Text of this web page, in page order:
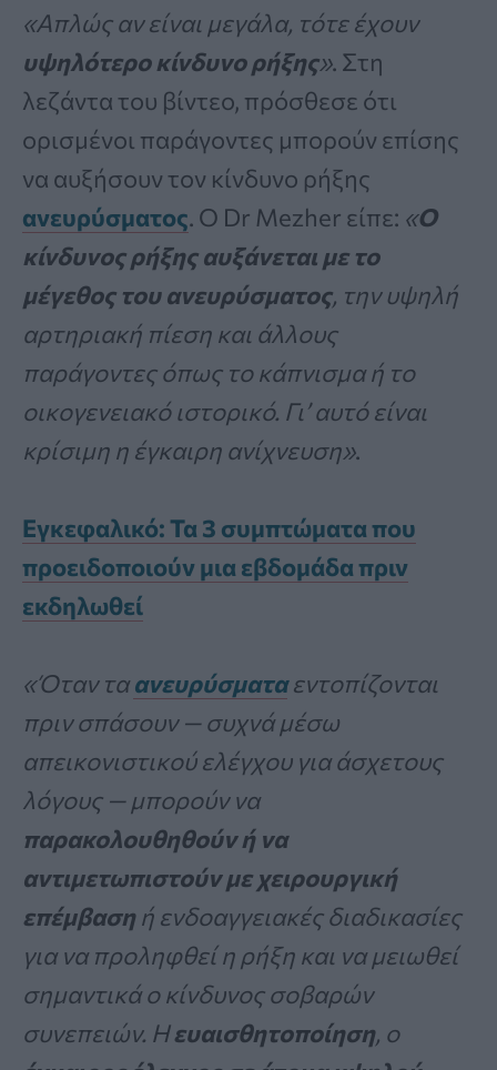
«Απλώς αν είναι μεγάλα, τότε έχουν
υψηλότερο κίνδυνο ρήξης». Στη
λεζάντα του βίντεο, πρόσθεσε ότι
ορισμένοι παράγοντες μπορούν επίσης
να αυξήσουν τον κίνδυνο ρήξης
ανευρύσματος. Ο Dr Mezher είπε: «Ο
κίνδυνος ρήξης αυξάνεται με το
μέγεθος του ανευρύσματος, την υψηλή
αρτηριακή πίεση και άλλους
παράγοντες όπως το κάπνισμα ή το
οικογενειακό ιστορικό. Γι’ αυτό είναι
κρίσιμη η έγκαιρη ανίχνευση».
Εγκεφαλικό: Τα 3 συμπτώματα που
προειδοποιούν μια εβδομάδα πριν
εκδηλωθεί
«Όταν ταανευρύσματαεντοπίζονται
πριν σπάσουν — συχνά μέσω
απεικονιστικού ελέγχου για άσχετους
λόγους — μπορούν να
παρακολουθηθούν ή να
αντιμετωπιστούν με χειρουργική
επέμβασηή ενδοαγγειακές διαδικασίες
για να προληφθεί η ρήξη και να μειωθεί
σημαντικά ο κίνδυνος σοβαρών
συνεπειών. Ηευαισθητοποίηση, ο